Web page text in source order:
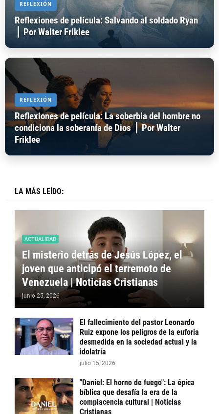
REFLEXIÓN
Reflexiones de película: Salvando al soldado Ryan
⎪ Por Walter Friklee
REFLEXIÓN
Reflexiones de película: La soberbia del hombre no
condiciona la soberanía de Dios ⎪ Por Walter
Friklee
LA MÁS LEÍDO:
ACTUALIDAD
El misterio detrás de Jesús López, el
joven que anticipó el terremoto de
Venezuela | Noticias Cristianas
junio 25, 2026
El fallecimiento del pastor Leonardo
Ruiz expone los peligros de la euforia
desmedida en la sociedad actual y la
idolatría
julio 15, 2026
"Daniel: El horno de fuego": La épica
bíblica que desafía la era de la
complacencia cultural | Noticias
Cristianas